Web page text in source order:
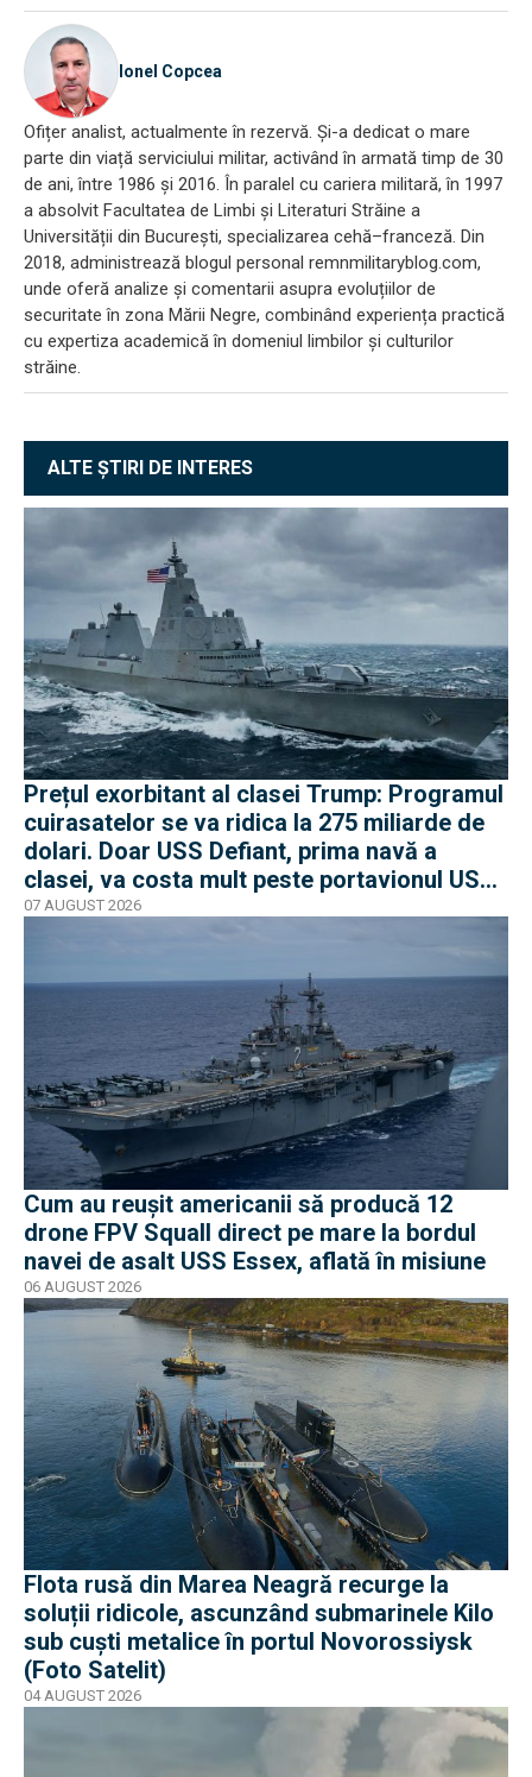
Ionel Copcea
Ofițer analist, actualmente în rezervă. Și-a dedicat o mare
parte din viață serviciului militar, activând în armată timp de 30
de ani, între 1986 și 2016. În paralel cu cariera militară, în 1997
a absolvit Facultatea de Limbi și Literaturi Străine a
Universității din București, specializarea cehă–franceză. Din
2018, administrează blogul personal remnmilitaryblog.com,
unde oferă analize și comentarii asupra evoluțiilor de
securitate în zona Mării Negre, combinând experiența practică
cu expertiza academică în domeniul limbilor și culturilor
străine.
ALTE ȘTIRI DE INTERES
Prețul exorbitant al clasei Trump: Programul
cuirasatelor se va ridica la 275 miliarde de
dolari. Doar USS Defiant, prima navă a
clasei, va costa mult peste portavionul USS
Gerald R. Ford
07 AUGUST 2026
Cum au reușit americanii să producă 12
drone FPV Squall direct pe mare la bordul
navei de asalt USS Essex, aflată în misiune
06 AUGUST 2026
Flota rusă din Marea Neagră recurge la
soluții ridicole, ascunzând submarinele Kilo
sub cuști metalice în portul Novorossiysk
(Foto Satelit)
04 AUGUST 2026